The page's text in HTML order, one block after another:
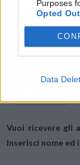
Purposes
Opted Out
Data
Condividi questo
E-mail
Vuoi ricevere gli
Inserisci nome ed